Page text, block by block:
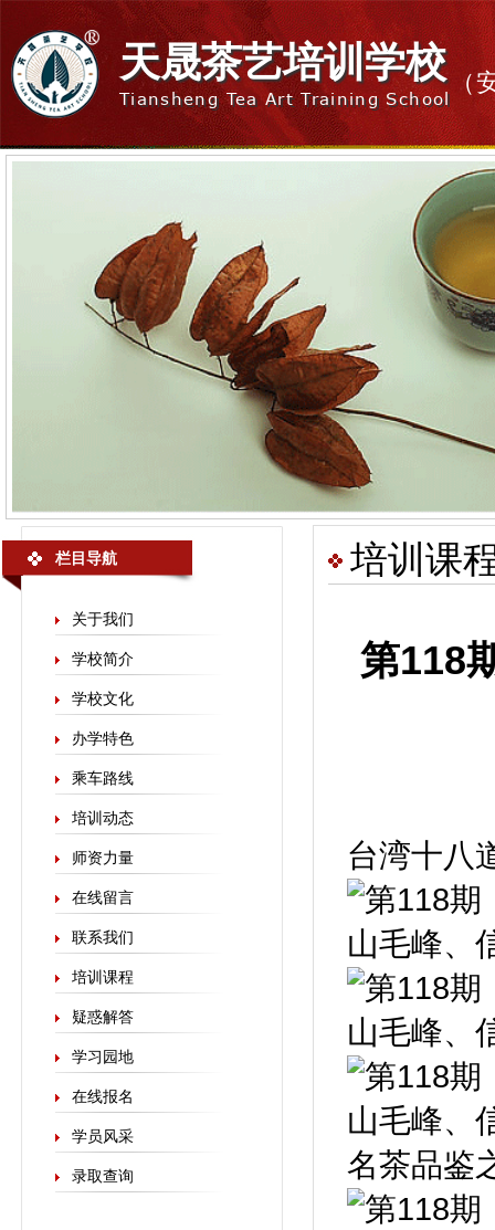
天晟茶艺培训学校
Tiansheng Tea Art Training School
（
栏目导航
关于我们
学校简介
学校文化
办学特色
乘车路线
培训动态
师资力量
在线留言
联系我们
培训课程
疑惑解答
学习园地
在线报名
学员风采
录取查询
培训课
第118
台湾十八
名茶品鉴